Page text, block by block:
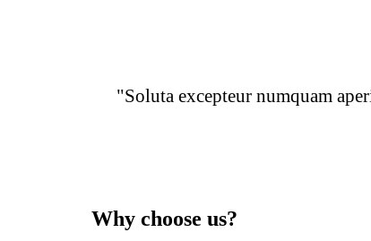
"Soluta excepteur numquam
Why choose us?